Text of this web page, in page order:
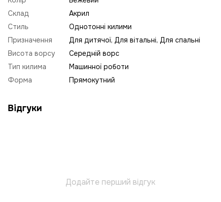
Склад
Акрил
Стиль
Однотонні килими
Призначення
Для дитячої, Для вітальні, Для спальні
Висота ворсу
Середній ворс
Тип килима
Машинної роботи
Форма
Прямокутний
Відгуки
Додайте перший відгук